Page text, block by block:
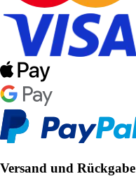
Versand und Rückgabe